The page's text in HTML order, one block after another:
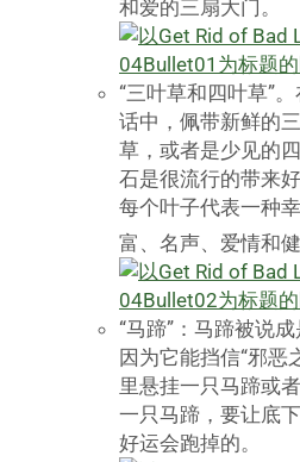
和爱的三扇大门。
“三叶草和四叶草”
话中，佩带新鲜的
草，或者是少见的
石是很流行的带来好
每个叶子代表一种
富、名声、爱情和健
“马蹄”：马蹄被说成
因为它能挡信“邪恶
里悬挂一只马蹄或
一只马蹄，要让底
好运会跑掉的。